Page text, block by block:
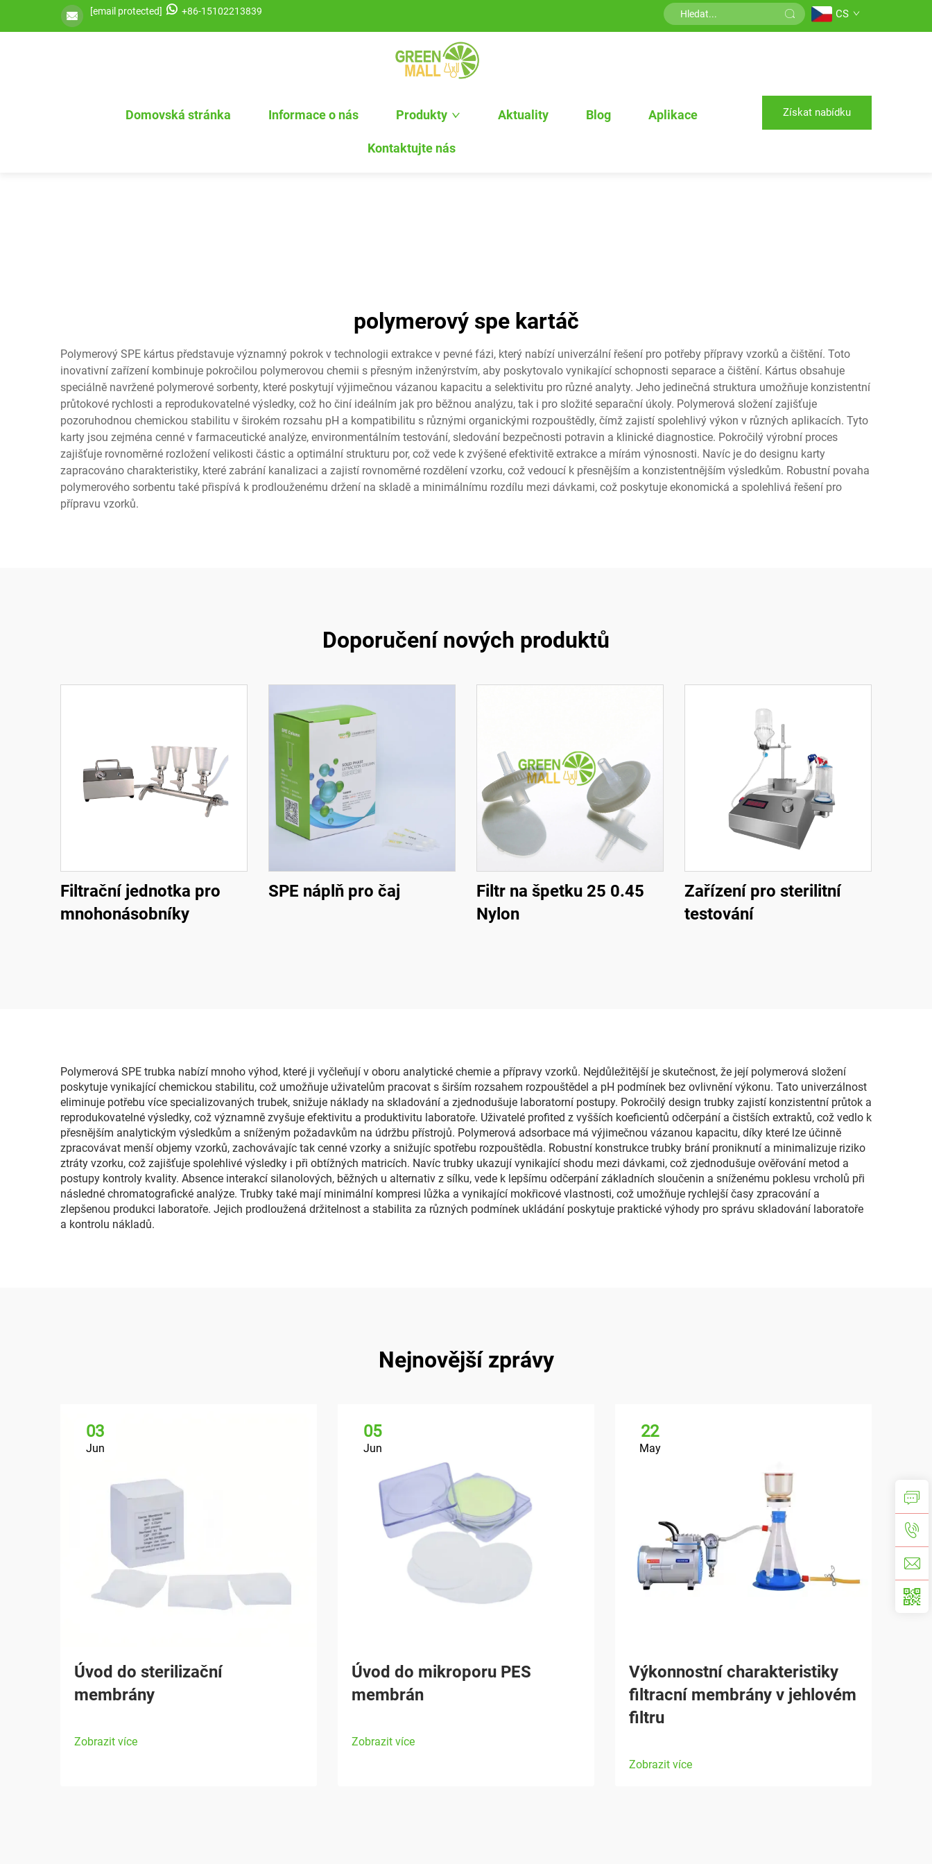
[email protected] +86-15102213839 CS
Domovská stránka Informace o nás Produkty Aktuality Blog Aplikace
Kontaktujte nás
Získat nabídku
polymerový spe kartáč
Polymerový SPE kártus představuje významný pokrok v technologii extrakce v pevné fázi, který nabízí univerzální řešení pro potřeby přípravy vzorků a čištění. Toto
inovativní zařízení kombinuje pokročilou polymerovou chemii s přesným inženýrstvím, aby poskytovalo vynikající schopnosti separace a čištění. Kártus obsahuje
speciálně navržené polymerové sorbenty, které poskytují výjimečnou vázanou kapacitu a selektivitu pro různé analyty. Jeho jedinečná struktura umožňuje konzistentní
průtokové rychlosti a reprodukovatelné výsledky, což ho činí ideálním jak pro běžnou analýzu, tak i pro složité separační úkoly. Polymerová složení zajišťuje
pozoruhodnou chemickou stabilitu v širokém rozsahu pH a kompatibilitu s různými organickými rozpouštědly, čímž zajistí spolehlivý výkon v různých aplikacích. Tyto
karty jsou zejména cenné v farmaceutické analýze, environmentálním testování, sledování bezpečnosti potravin a klinické diagnostice. Pokročilý výrobní proces
zajišťuje rovnoměrné rozložení velikosti částic a optimální strukturu por, což vede k zvýšené efektivitě extrakce a mírám výnosnosti. Navíc je do designu karty
zapracováno charakteristiky, které zabrání kanalizaci a zajistí rovnoměrné rozdělení vzorku, což vedoucí k přesnějším a konzistentnějším výsledkům. Robustní povaha
polymerového sorbentu také přispívá k prodlouženému držení na skladě a minimálnímu rozdílu mezi dávkami, což poskytuje ekonomická a spolehlivá řešení pro
přípravu vzorků.
Doporučení nových produktů
Filtrační jednotka pro
mnohonásobníky
SPE náplň pro čaj
Filtr na špetku 25 0.45
Nylon
Zařízení pro sterilitní
testování
Polymerová SPE trubka nabízí mnoho výhod, které ji vyčleňují v oboru analytické chemie a přípravy vzorků. Nejdůležitější je skutečnost, že její polymerová složení
poskytuje vynikající chemickou stabilitu, což umožňuje uživatelům pracovat s širším rozsahem rozpouštědel a pH podmínek bez ovlivnění výkonu. Tato univerzálnost
eliminuje potřebu více specializovaných trubek, snižuje náklady na skladování a zjednodušuje laboratorní postupy. Pokročilý design trubky zajistí konzistentní průtok a
reprodukovatelné výsledky, což významně zvyšuje efektivitu a produktivitu laboratoře. Uživatelé profited z vyšších koeficientů odčerpání a čistších extraktů, což vedlo k
přesnějším analytickým výsledkům a sníženým požadavkům na údržbu přístrojů. Polymerová adsorbace má výjimečnou vázanou kapacitu, díky které lze účinně
zpracovávat menší objemy vzorků, zachovávajíc tak cenné vzorky a snižujíc spotřebu rozpouštědla. Robustní konstrukce trubky brání proniknutí a minimalizuje riziko
ztráty vzorku, což zajišťuje spolehlivé výsledky i při obtížných matricích. Navíc trubky ukazují vynikající shodu mezi dávkami, což zjednodušuje ověřování metod a
postupy kontroly kvality. Absence interakcí silanolových, běžných u alternativ z sílku, vede k lepšímu odčerpání základních sloučenin a sníženému poklesu vrcholů při
následné chromatografické analýze. Trubky také mají minimální kompresi lůžka a vynikající mokřicové vlastnosti, což umožňuje rychlejší časy zpracování a
zlepšenou produkci laboratoře. Jejich prodloužená držitelnost a stabilita za různých podmínek ukládání poskytuje praktické výhody pro správu skladování laboratoře
a kontrolu nákladů.
Nejnovější zprávy
03
Jun
Úvod do sterilizační
membrány
Zobrazit více
05
Jun
Úvod do mikroporu PES
membrán
Zobrazit více
22
May
Výkonnostní charakteristiky
filtracní membrány v jehlovém
filtru
Zobrazit více